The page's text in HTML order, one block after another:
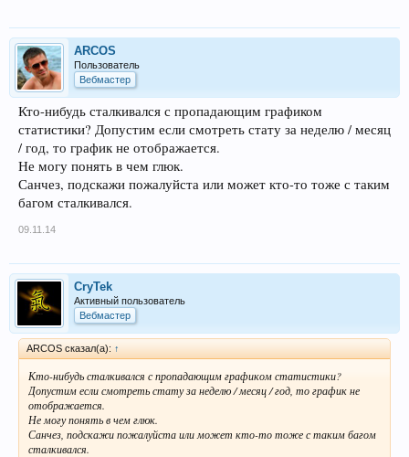
ARCOS
Пользователь
Вебмастер
Кто-нибудь сталкивался с пропадающим графиком
статистики? Допустим если смотреть стату за неделю / месяц
/ год, то график не отображается.
Не могу понять в чем глюк.
Санчез, подскажи пожалуйста или может кто-то тоже с таким
багом сталкивался.
09.11.14
CryTek
Активный пользователь
Вебмастер
ARCOS сказал(а): ↑
Кто-нибудь сталкивался с пропадающим графиком статистики?
Допустим если смотреть стату за неделю / месяц / год, то график не
отображается.
Не могу понять в чем глюк.
Санчез, подскажи пожалуйста или может кто-то тоже с таким багом
сталкивался.